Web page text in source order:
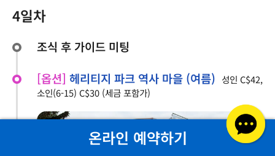
4일차
조식 후 가이드 미팅
[옵션] 헤리티지 파크 역사 마을 (여름) 성인 C$42,
소인(6-15) C$30 (세금 포함가)
온라인 예약하기